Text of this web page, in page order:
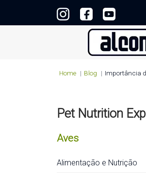
Home Blog Importância
Pet Nutrition
Aves
Alimentação e Nutrição